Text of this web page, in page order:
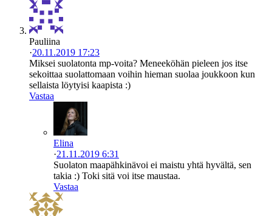
Pauliina
·20.11.2019 17:23
Miksei suolatonta mp-voita? Meneeköhän pieleen jos itse
sekoittaa suolattomaan voihin hieman suolaa joukkoon kun
sellaista löytyisi kaapista :)
Vastaa
Elina
·21.11.2019 6:31
Suolaton maapähkinävoi ei maistu yhtä hyvältä, sen
takia :) Toki sitä voi itse maustaa.
Vastaa